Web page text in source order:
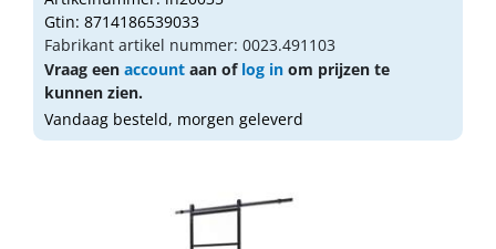
Gtin: 8714186539033
Fabrikant artikel nummer: 0023.491103
Vraag een account aan of log in om prijzen te
kunnen zien.
Vandaag besteld, morgen geleverd